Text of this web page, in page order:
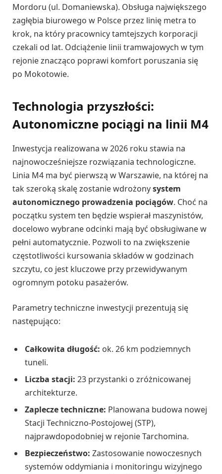
Mordoru (ul. Domaniewska). Obsługa największego
zagłębia biurowego w Polsce przez linię metra to
krok, na który pracownicy tamtejszych korporacji
czekali od lat. Odciążenie linii tramwajowych w tym
rejonie znacząco poprawi komfort poruszania się
po Mokotowie.
Technologia przyszłości:
Autonomiczne pociągi na linii M4
Inwestycja realizowana w 2026 roku stawia na
najnowocześniejsze rozwiązania technologiczne.
Linia M4 ma być pierwszą w Warszawie, na której na
tak szeroką skalę zostanie wdrożonysystem
autonomicznego prowadzenia pociągów. Choć na
początku system ten będzie wspierał maszynistów,
docelowo wybrane odcinki mają być obsługiwane w
pełni automatycznie. Pozwoli to na zwiększenie
częstotliwości kursowania składów w godzinach
szczytu, co jest kluczowe przy przewidywanym
ogromnym potoku pasażerów.
Parametry techniczne inwestycji prezentują się
następująco:
Całkowita długość: ok. 26 km podziemnych
tuneli.
Liczba stacji: 23 przystanki o zróżnicowanej
architekturze.
Zaplecze techniczne: Planowana budowa nowej
Stacji Techniczno-Postojowej (STP),
najprawdopodobniej w rejonie Tarchomina.
Bezpieczeństwo: Zastosowanie nowoczesnych
systemów oddymiania i monitoringu wizyjnego